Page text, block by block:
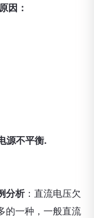
因：
源不平衡.
分析：直流电压欠
的一种，一般直流